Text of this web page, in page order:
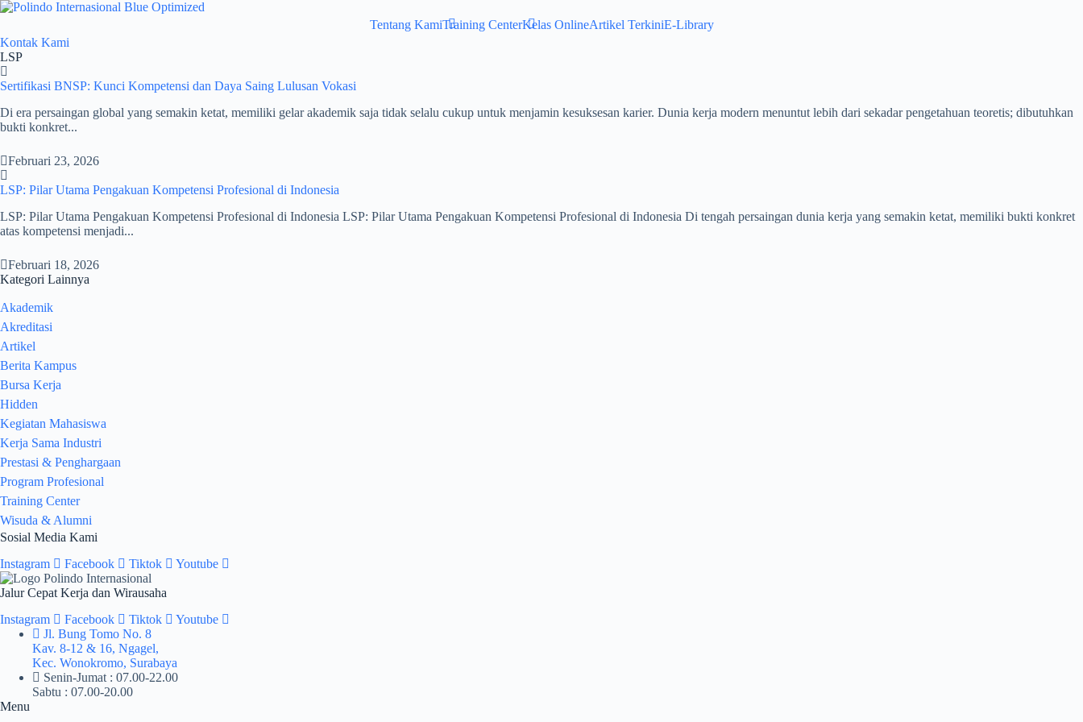
Skip
content
Tentang KamiTraining CenterKelas OnlineArtikel TerkiniE-Library
Kontak Kami
LSP
Sertifikasi BNSP: Kunci Kompetensi dan Daya Saing Lulusan Vokasi
Di era persaingan global yang semakin ketat, memiliki gelar akademik saja tidak selalu cukup untuk menjamin kesuksesan karier. Dunia kerja modern menuntut lebih dari sekadar pengetahuan teoretis; dibutuhkan
bukti konkret...
Februari 23, 2026
LSP: Pilar Utama Pengakuan Kompetensi Profesional di Indonesia
LSP: Pilar Utama Pengakuan Kompetensi Profesional di Indonesia LSP: Pilar Utama Pengakuan Kompetensi Profesional di Indonesia Di tengah persaingan dunia kerja yang semakin ketat, memiliki bukti konkret
atas kompetensi menjadi...
Februari 18, 2026
Kategori Lainnya
Akademik
Akreditasi
Artikel
Berita Kampus
Bursa Kerja
Hidden
Kegiatan Mahasiswa
Kerja Sama Industri
Prestasi & Penghargaan
Program Profesional
Training Center
Wisuda & Alumni
Sosial Media Kami
Instagram
Facebook Tiktok Youtube
Jalur Cepat Kerja dan Wirausaha
Instagram
Facebook Tiktok
Youtube
Jl. Bung Tomo No. 8
Kav. 8-12 & 16, Ngagel,
Kec. Wonokromo, Surabaya
Senin-Jumat : 07.00-22.00
Sabtu : 07.00-20.00
Menu